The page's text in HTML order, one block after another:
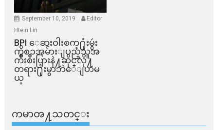
September 10, 2019
Editor
Htein Lin
BPI ​ေဆးဝါးစက္​႐ုံးမွဴး
ကိစၥအမ်ားျပည္​သူအ
က်ိဳးစီးပြားနဲ႔ဆိုင္​လို႔
တရား႐ုံးမွာဘဲေျပာမ
ယ္​
ကမာၻ႔သတင္း